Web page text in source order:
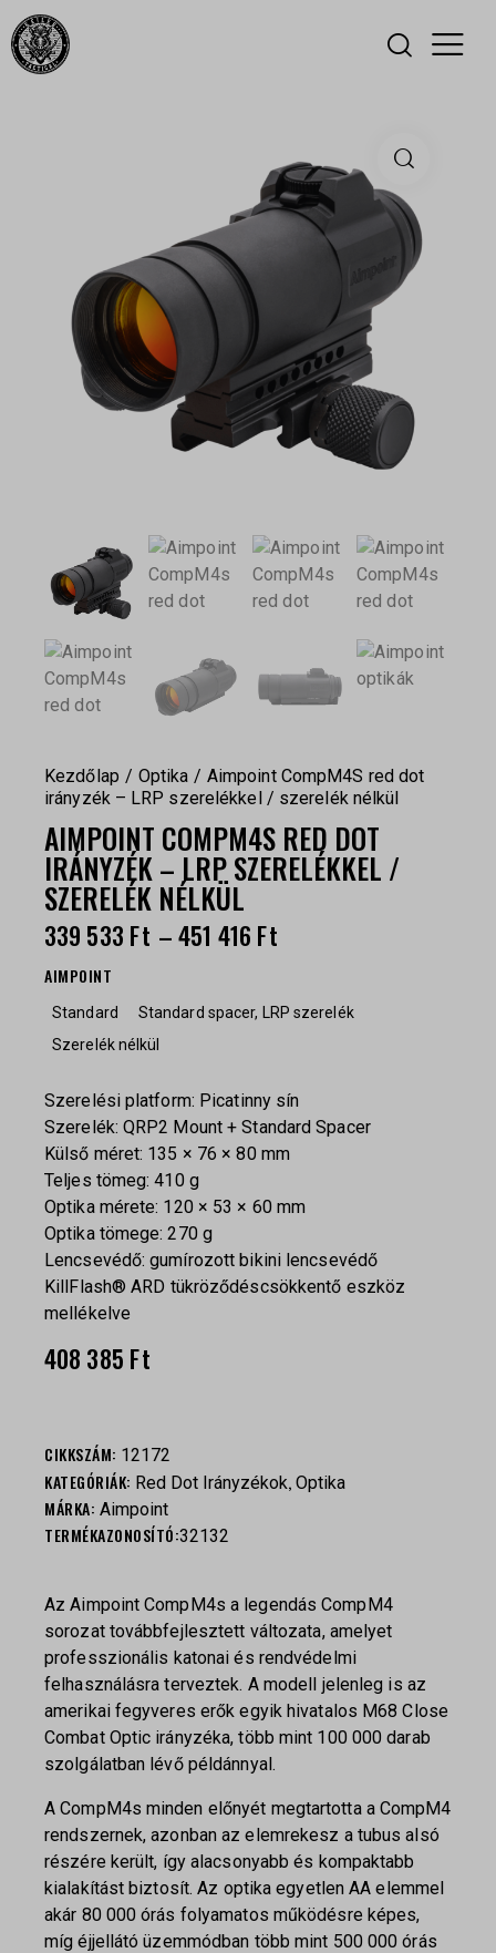
Kezdőlap Optika
Aimpoint CompM4S red dot
irányzék – LRP szerelékkel / szerelék nélkül
AIMPOINT COMPM4S RED DOT
IRÁNYZÉK – LRP SZERELÉKKEL /
SZERELÉK NÉLKÜL
339 533 Ft –451 416 Ft
AIMPOINT
Standard
Standard spacer, LRP szerelék
Szerelék nélkül
Szerelési platform: Picatinny sín
Szerelék: QRP2 Mount + Standard Spacer
Külső méret: 135 × 76 × 80 mm
Teljes tömeg: 410 g
Optika mérete: 120 × 53 × 60 mm
Optika tömege: 270 g
Lencsevédő: gumírozott bikini lencsevédő
KillFlash® ARD tükröződéscsökkentő eszköz
mellékelve
408 385 Ft
CIKKSZÁM: 12172
KATEGÓRIÁK: Red Dot Irányzékok, Optika
MÁRKA: Aimpoint
TERMÉKAZONOSÍTÓ:32132
Az Aimpoint CompM4s a legendás CompM4
sorozat továbbfejlesztett változata, amelyet
professzionális katonai és rendvédelmi
felhasználásra terveztek. A modell jelenleg is az
amerikai fegyveres erők egyik hivatalos M68 Close
Combat Optic irányzéka, több mint 100 000 darab
szolgálatban lévő példánnyal.
A CompM4s minden előnyét megtartotta a CompM4
rendszernek, azonban az elemrekesz a tubus alsó
részére került, így alacsonyabb és kompaktabb
kialakítást biztosít. Az optika egyetlen AA elemmel
akár 80 000 órás folyamatos működésre képes,
míg éjjellátó üzemmódban több mint 500 000 órás